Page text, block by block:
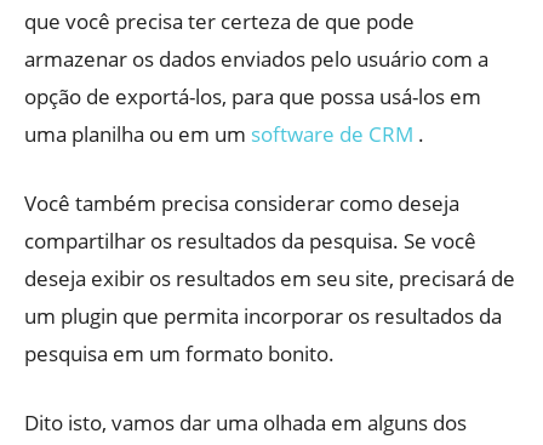
que você precisa ter certeza de que pode
armazenar os dados enviados pelo usuário com a
opção de exportá-los, para que possa usá-los em
uma planilha ou em um software de CRM .
Você também precisa considerar como deseja
compartilhar os resultados da pesquisa. Se você
deseja exibir os resultados em seu site, precisará de
um plugin que permita incorporar os resultados da
pesquisa em um formato bonito.
Dito isto, vamos dar uma olhada em alguns dos